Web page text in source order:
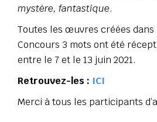
mystère, fantastique.
Toutes les œuvres créées dans
Concours 3 mots ont été
entre le 7 et le 13 juin 2021.
Retrouvez-les : ICI
Merci à tous les participants